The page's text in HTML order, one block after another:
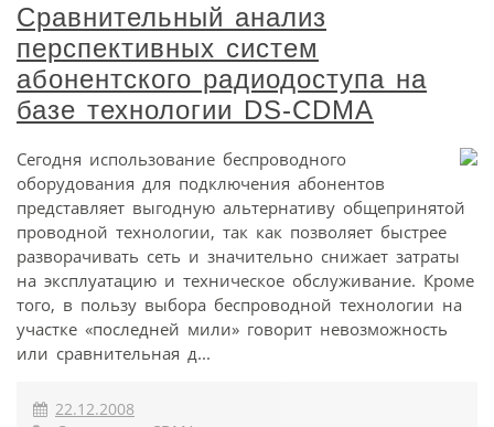
Сравнительный анализ
перспективных систем
абонентского радиодоступа на
базе технологии DS-CDMA
Сегодня использование беспроводного
оборудования для подключения абонентов
представляет выгодную альтернативу общепринятой
проводной технологии, так как позволяет быстрее
разворачивать сеть и значительно снижает затраты
на эксплуатацию и техническое обслуживание. Кроме
того, в пользу выбора беспроводной технологии на
участке «последней мили» говорит невозможность
или сравнительная д...
22.12.2008